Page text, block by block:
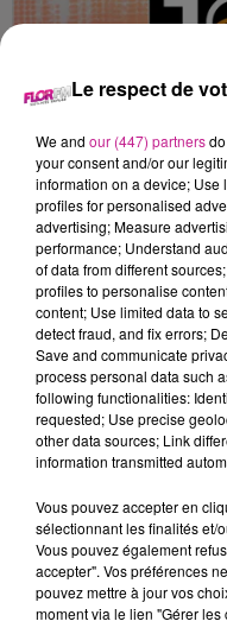
25 octobre 2023
ST LOUIS
25 octobre 2023
EQUIPIER POLYVALENT (H/
Le respect de
We and our (447) partners
your consent and/or our
information on a device; Use
profiles for personalised
advertising; Measure
performance; Understand
of data from different
profiles to personalise
content; Use limited data to
detect fraud, and fix errors;
Save and communicate
process personal data such
following functionalities:
requested; Use precise
other data sources; Link
information transmitted
Vous pouvez accepter en
sélectionnant les finalités et/
Vous pouvez également
accepter". Vos préférences
pouvez mettre à jour vos
moment via le lien "Gérer